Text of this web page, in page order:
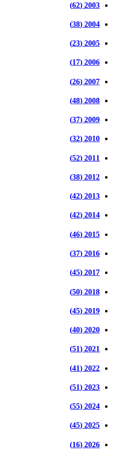
2003 (62)
2004 (38)
2005 (23)
2006 (17)
2007 (26)
2008 (48)
2009 (37)
2010 (32)
2011 (52)
2012 (38)
2013 (42)
2014 (42)
2015 (46)
2016 (37)
2017 (45)
2018 (50)
2019 (45)
2020 (40)
2021 (51)
2022 (41)
2023 (51)
2024 (55)
2025 (45)
2026 (16)